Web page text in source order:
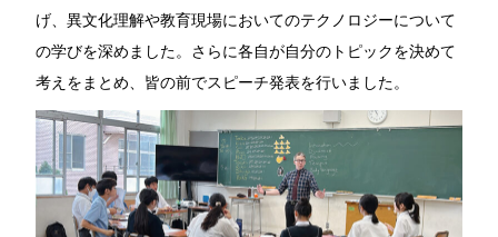
げ、異文化理解や教育現場においてのテクノロジーについて
の学びを深めました。さらに各自が自分のトピックを決めて
考えをまとめ、皆の前でスピーチ発表を行いました。